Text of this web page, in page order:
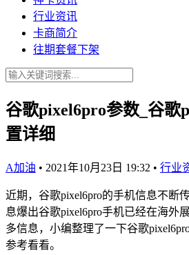
行业资讯
卡商简介
往期套餐下架
谷歌pixel6pro参数_谷歌
置详细
A加油 • 2021年10月23日 19:32 • 行业
近期，谷歌pixel6pro的手机信息不断
息爆出谷歌pixel6pro手机已经在海外
多信息，小编整理了一下谷歌
参考看看。